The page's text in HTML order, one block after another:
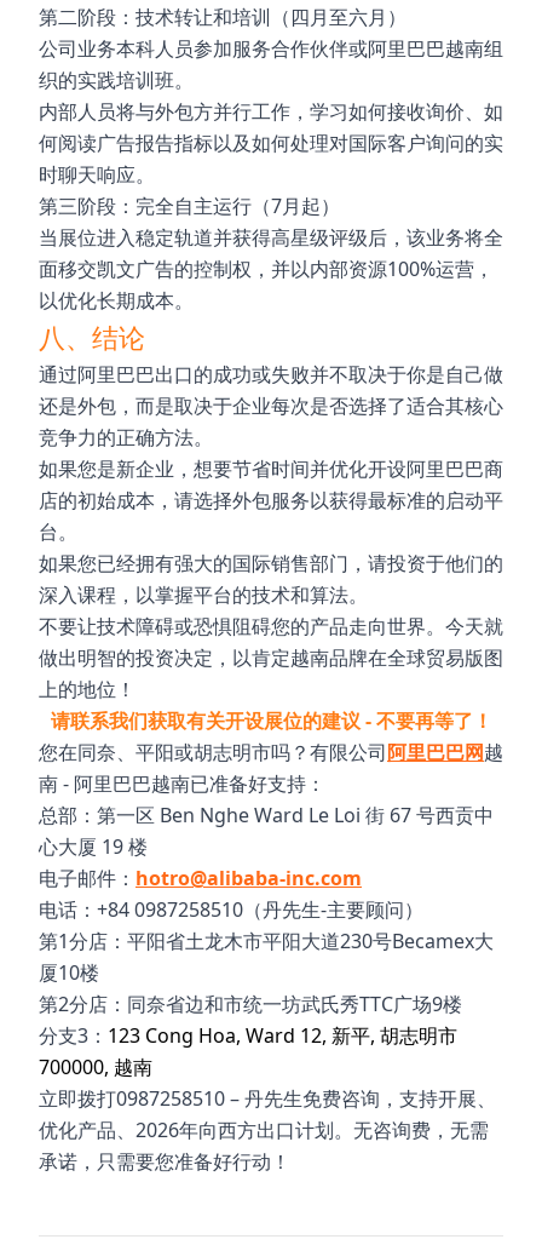
第二阶段：技术转让和培训（四月至六月）
公司业务本科人员参加服务合作伙伴或阿里巴巴越南组
织的实践培训班。
内部人员将与外包方并行工作，学习如何接收询价、如
何阅读广告报告指标以及如何处理对国际客户询问的实
时聊天响应。
第三阶段：完全自主运行（7月起）
当展位进入稳定轨道并获得高星级评级后，该业务将全
面移交凯文广告的控制权，并以内部资源100%运营，
以优化长期成本。
八、结论
通过阿里巴巴出口的成功或失败并不取决于你是自己做
还是外包，而是取决于企业每次是否选择了适合其核心
竞争力的正确方法。
如果您是新企业，想要节省时间并优化开设阿里巴巴商
店的初始成本，请选择外包服务以获得最标准的启动平
台。
如果您已经拥有强大的国际销售部门，请投资于他们的
深入课程，以掌握平台的技术和算法。
不要让技术障碍或恐惧阻碍您的产品走向世界。今天就
做出明智的投资决定，以肯定越南品牌在全球贸易版图
上的地位！
请联系我们获取有关开设展位的建议 - 不要再等了！
您在同奈、平阳或胡志明市吗？有限公司阿里巴巴网越
南 - 阿里巴巴越南已准备好支持：
总部：第一区 Ben Nghe Ward Le Loi 街 67 号西贡中
心大厦 19 楼
电子邮件： hotro@alibaba-inc.com
电话：+84 0987258510（丹先生-主要顾问）
第1分店：平阳省土龙木市平阳大道230号Becamex大
厦10楼
第2分店：同奈省边和市统一坊武氏秀TTC广场9楼
分支3： 123 Cong Hoa, Ward 12, 新平, 胡志明市
700000, 越南
立即拨打0987258510 – 丹先生免费咨询，支持开展、
优化产品、2026年向西方出口计划。无咨询费，无需
承诺，只需要您准备好行动！